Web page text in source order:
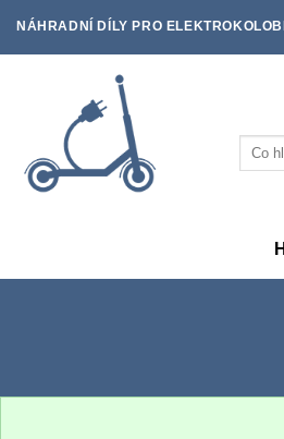
NÁHRADNÍ DÍLY PRO
Hledat: